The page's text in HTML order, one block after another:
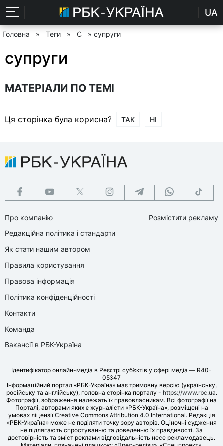
UA
Головна » Теги » С » супруги
супруги
МАТЕРІАЛИ ПО ТЕМІ
Ця сторінка була корисна? ТАК НІ
Про компанію
Редакційна політика і стандарти
Як стати нашим автором
Правила користування
Правова інформація
Політика конфіденційності
Контакти
Команда
Вакансії в РБК-Україна
Розмістити рекламу
Ідентифікатор онлайн-медіа в Реєстрі суб’єктів у сфері медіа — R40-
05347
Інформаційний портал «РБК-Україна» має тримовну версію (українську,
російську та англійську), головна сторінка порталу - https://www.rbc.ua.
Фотографії, зображення належать їх правовласникам. Всі фотографії на
Порталі, авторами яких є журналісти «РБК-Україна», розміщені на
умовах ліцензії Creative Commons Attribution 4.0 International. Редакція
«РБК-Україна» може не поділяти точку зору авторів. Оціночні судження
не підлягають спростуванню та доведенню їх правдивості. За
достовірність та зміст реклами відповідальність несе рекламодавець.